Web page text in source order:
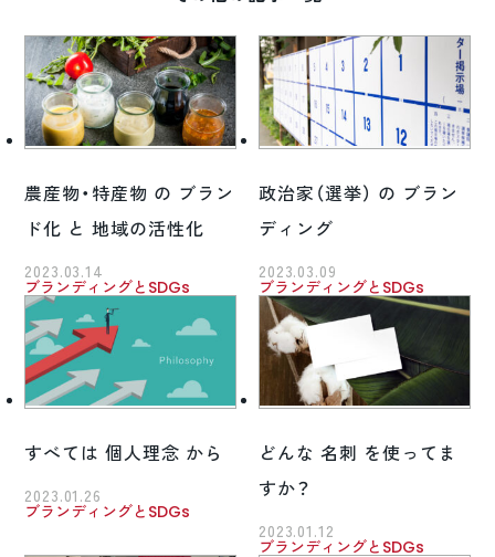
農産物・特産物 の ブラン
ド化 と 地域の活性化
2023.03.14
ブランディングとSDGs
政治家（選挙） の ブラン
ディング
2023.03.09
ブランディングとSDGs
すべては 個人理念 から
2023.01.26
ブランディングとSDGs
どんな 名刺 を使ってま
すか？
2023.01.12
ブランディングとSDGs